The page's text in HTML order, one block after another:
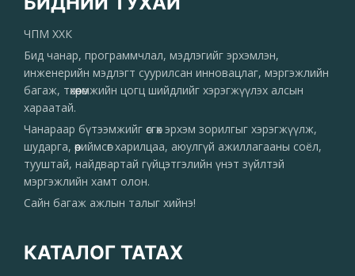
ЧПМ ХХК
Бид чанар, программчлал, мэдлэгийг эрхэмлэн,
инженерийн мэдлэгт суурилсан инновацлаг, мэргэжлийн
багаж, төхөөрөмжийн цогц шийдлийг хэрэгжүүлэх алсын
хараатай.
Чанараар бүтээмжийг өсгөх эрхэм зорилгыг хэрэгжүүлж,
шударга, өөриймсөг харилцаа, аюулгүй ажиллагааны соёл,
тууштай, найдвартай гүйцэтгэлийн үнэт зүйлтэй
мэргэжлийн хамт олон.
Сайн багаж ажлын талыг хийнэ!
КАТАЛОГ ТАТАХ